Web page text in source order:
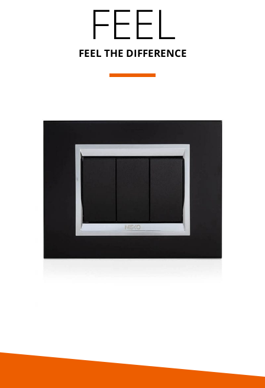
FEEL
FEEL THE DIFFERENCE